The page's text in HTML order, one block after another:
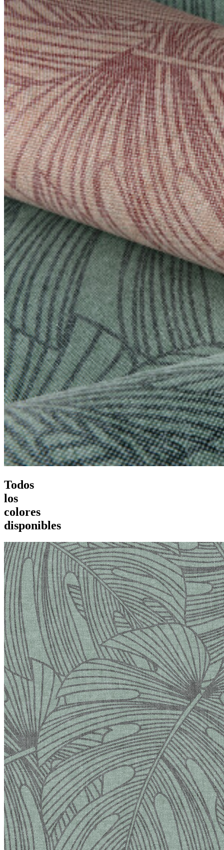
Todos
los
colores
disponibles